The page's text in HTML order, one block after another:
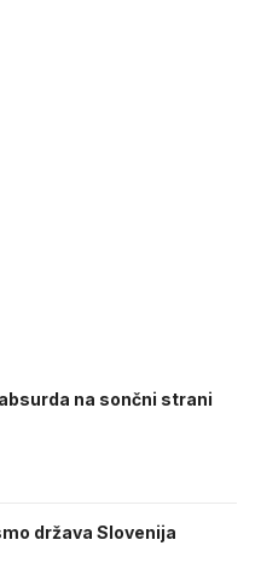
na sončni strani
država Slovenija